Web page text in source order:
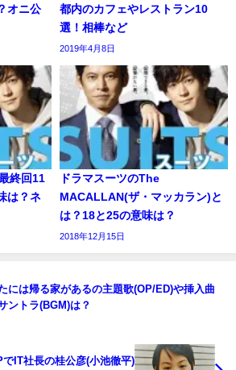
オニ公
都内のカフェやレストラン10
選！相棒など
2019年4月8日
終回11
は？ネ
ドラマスーツのThe
MACALLAN(ザ・マッカラン)と
は？18と25の意味は？
2018年12月15日
には帰る家があるの主題歌(OP/ED)や挿入曲
ントラ(BGM)は？
IT社長の桂公彦(小池徹平)